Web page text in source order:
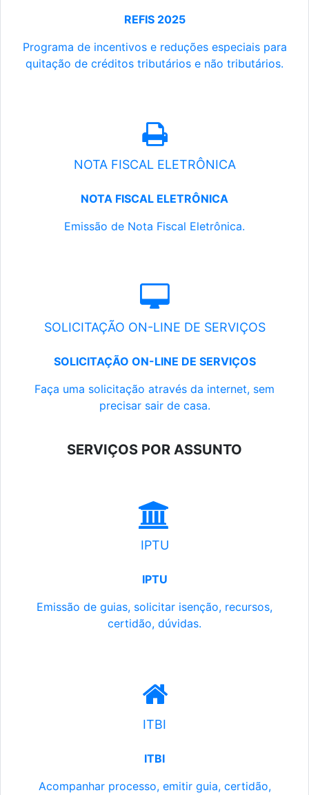
REFIS 2025
Programa de incentivos e reduções especiais para
quitação de créditos tributários e não tributários.
NOTA FISCAL ELETRÔNICA
NOTA FISCAL ELETRÔNICA
Emissão de Nota Fiscal Eletrônica.
SOLICITAÇÃO ON-LINE DE SERVIÇOS
SOLICITAÇÃO ON-LINE DE SERVIÇOS
Faça uma solicitação através da internet, sem
precisar sair de casa.
SERVIÇOS POR ASSUNTO
IPTU
IPTU
Emissão de guias, solicitar isenção, recursos,
certidão, dúvidas.
ITBI
ITBI
Acompanhar processo, emitir guia, certidão,